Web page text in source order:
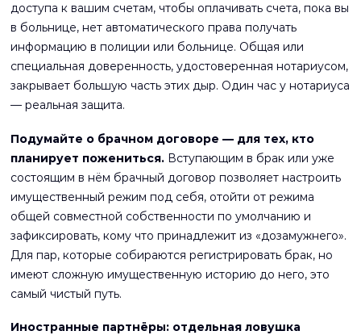
доступа к вашим счетам, чтобы оплачивать счета, пока вы
в больнице, нет автоматического права получать
информацию в полиции или больнице. Общая или
специальная доверенность, удостоверенная нотариусом,
закрывает большую часть этих дыр. Один час у нотариуса
— реальная защита.
Подумайте о брачном договоре — для тех, кто
планирует пожениться. Вступающим в брак или уже
состоящим в нём брачный договор позволяет настроить
имущественный режим под себя, отойти от режима
общей совместной собственности по умолчанию и
зафиксировать, кому что принадлежит из «дозамужнего».
Для пар, которые собираются регистрировать брак, но
имеют сложную имущественную историю до него, это
самый чистый путь.
Иностранные партнёры: отдельная ловушка